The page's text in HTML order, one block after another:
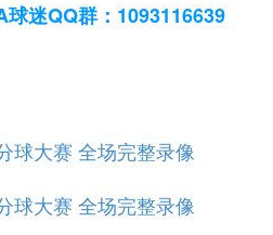
迷QQ群：1093116639
球大赛 全场完整录像
球大赛 全场完整录像